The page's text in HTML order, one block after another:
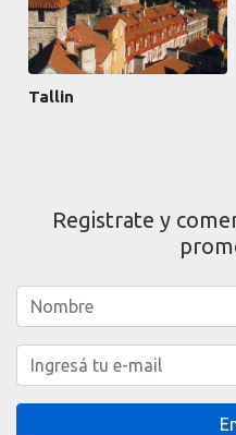
Tallin
Registrate y